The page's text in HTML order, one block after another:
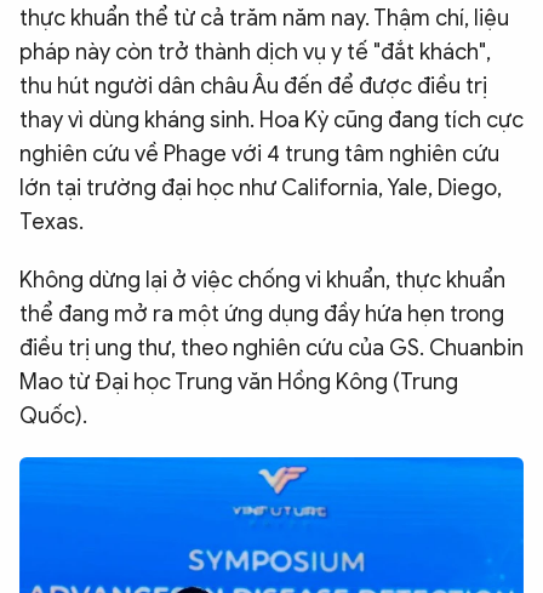
thực khuẩn thể từ cả trăm năm nay. Thậm chí, liệu
pháp này còn trở thành dịch vụ y tế "đắt khách",
thu hút người dân châu Âu đến để được điều trị
thay vì dùng kháng sinh. Hoa Kỳ cũng đang tích cực
nghiên cứu về Phage với 4 trung tâm nghiên cứu
lớn tại trường đại học như California, Yale, Diego,
Texas.
Không dừng lại ở việc chống vi khuẩn, thực khuẩn
thể đang mở ra một ứng dụng đầy hứa hẹn trong
điều trị ung thư, theo nghiên cứu của GS. Chuanbin
Mao từ Đại học Trung văn Hồng Kông (Trung
Quốc).